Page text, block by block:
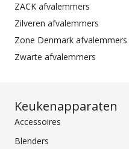
ZACK afvalemmers
Zilveren afvalemmers
Zone Denmark afvalemmers
Zwarte afvalemmers
Keukenapparaten
Accessoires
Blenders